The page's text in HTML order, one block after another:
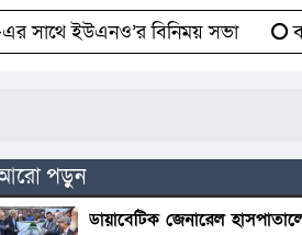
ইউএনও’র বিনিময় সভা
পড়ুন
ডায়াবেটিক জেনারেল